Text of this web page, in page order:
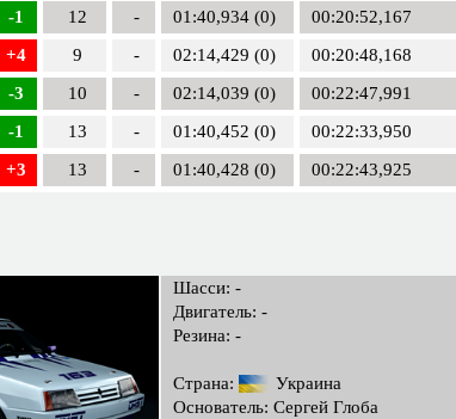
-1 12 - 01:40,934 (0)
00:20:52,167
+4 9 - 02:14,429 (0)
00:20:48,168
-3 10 - 02:14,039 (0)
00:22:47,991
-1 13 - 01:40,452 (0)
00:22:33,950
+3 13 - 01:40,428 (0) 00:22:43,925
Шасси: -
Двигатель: -
Резина: -
Страна:
Украина
Основатель: Сергей Глоба